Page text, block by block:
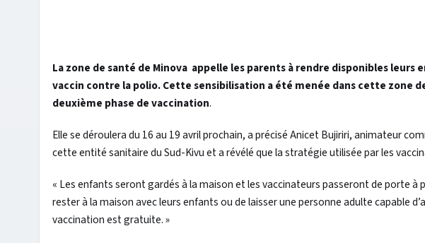
La zone de santé de Minova appelle les parents à rendre disponibles leurs
vaccin contre la polio. Cette sensibilisation a été menée dans cette zone
deuxième phase de vaccination.
Elle se déroulera du 16 au 19 avril prochain, a précisé Anicet Bujiriri, animateur
cette entité sanitaire du Sud-Kivu et a révélé que la stratégie utilisée par les
« Les enfants seront gardés à la maison et les vaccinateurs passeront de porte à
rester à la maison avec leurs enfants ou de laisser une personne adulte capable
vaccination est gratuite. »